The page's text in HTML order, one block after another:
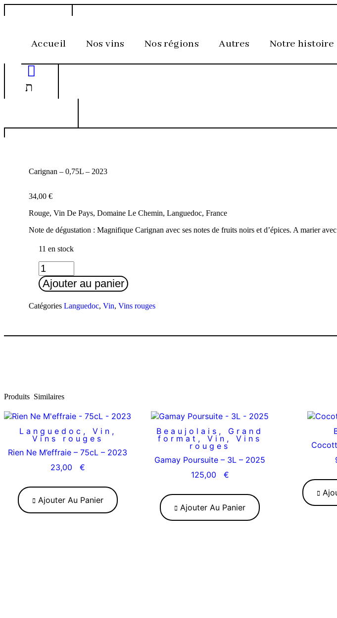
Aller
au
Accueil Nos vins Nos régions Autres Notre histoire
Carignan – 0,75L – 2023
34,00 €
Rouge, Vin De Pays, Domaine Le Chemin, Languedoc, France
Note de dégustation : Magnifique Carignan avec ses notes de fruits noirs et d’épices. A marier
11 en stock
quantité
de
Carignan
-
0,75L
-
Ajouter au panier
Catégories Languedoc, Vin, Vins rouges
Produits Similaires
Languedoc , Vin ,
Vins rouges
Rien Ne M’effraie – 75cL – 2023
23,00 €
Ajouter Au Panier
Beaujolais , Grand
format ,Vin ,Vins
rouges
Gamay Poursuite – 3L – 2025
125,00 €
Ajouter Au Panier